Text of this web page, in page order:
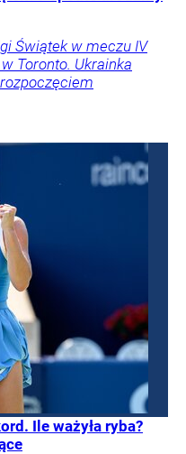
Świątek w meczu IV
Toronto. Ukrainka
rozpoczęciem
Ile ważyła ryba?